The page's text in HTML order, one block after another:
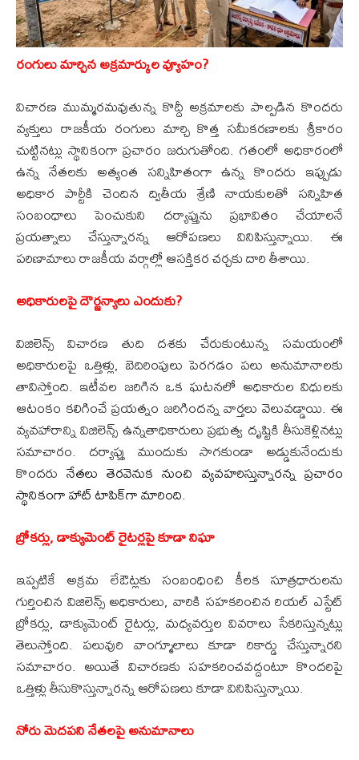
రంగులు మార్చిన అక్రమార్కుల వ్యూహం?
విచారణ ముమ్మరమవుతున్న కొద్దీ అక్రమాలకు పాల్పడిన కొందరు
వ్యక్తులు రాజకీయ రంగులు మార్చి కొత్త సమీకరణాలకు శ్రీకారం
చుట్టినట్లు స్థానికంగా ప్రచారం జరుగుతోంది. గతంలో అధికారంలో
ఉన్న నేతలకు అత్యంత సన్నిహితంగా ఉన్న కొందరు ఇప్పుడు
అధికార పార్టీకి చెందిన ద్వితీయ శ్రేణి నాయకులతో సన్నిహిత
సంబంధాలు పెంచుకుని దర్యాప్తును ప్రభావితం చేయాలనే
ప్రయత్నాలు చేస్తున్నారన్న ఆరోపణలు వినిపిస్తున్నాయి. ఈ
పరిణామాలు రాజకీయ వర్గాల్లో ఆసక్తికర చర్చకు దారి తీశాయి.
అధికారులపై దౌర్జన్యాలు ఎందుకు?
విజిలెన్స్ విచారణ తుది దశకు చేరుకుంటున్న సమయంలో
అధికారులపై ఒత్తిళ్లు, బెదిరింపులు పెరగడం పలు అనుమానాలకు
తావిస్తోంది. ఇటీవల జరిగిన ఒక ఘటనలో అధికారుల విధులకు
ఆటంకం కలిగించే ప్రయత్నం జరిగిందన్న వార్తలు వెలువడ్డాయి. ఈ
వ్యవహారాన్ని విజిలెన్స్ ఉన్నతాధికారులు ప్రభుత్వ దృష్టికి తీసుకెళ్లినట్లు
సమాచారం. దర్యాప్తు ముందుకు సాగకుండా అడ్డుకునేందుకు
కొందరు నేతలు తెరవెనుక నుంచి వ్యవహరిస్తున్నారన్న ప్రచారం
స్థానికంగా హాట్ టాపిక్‌గా మారింది.
బ్రోకర్లు, డాక్యుమెంట్ రైటర్లపై కూడా నిఘా
ఇప్పటికే అక్రమ లేఔట్లకు సంబంధించి కీలక సూత్రధారులను
గుర్తించిన విజిలెన్స్ అధికారులు, వారికి సహకరించిన రియల్ ఎస్టేట్
బ్రోకర్లు, డాక్యుమెంట్ రైటర్లు, మధ్యవర్తుల వివరాలు సేకరిస్తున్నట్లు
తెలుస్తోంది. పలువురి వాంగ్మూలాలు కూడా రికార్డు చేస్తున్నారని
సమాచారం. అయితే విచారణకు సహకరించవద్దంటూ కొందరిపై
ఒత్తిళ్లు తీసుకొస్తున్నారన్న ఆరోపణలు కూడా వినిపిస్తున్నాయి.
నోరు మెదపని నేతలపై అనుమానాలు